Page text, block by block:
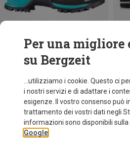
Risparmi 10%
Per una migliore
su Bergzeit
...utilizziamo i cookie. Questo ci
i nostri servizi e di adattare i
esigenze. Il vostro consenso può
trattamento dei vostri dati negli
informazioni sono disponibili
Google